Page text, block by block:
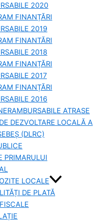
2020
FINANȚĂRI
2019
FINANTĂRI
2018
FINANȚĂRI
2017
FINANȚĂRI
2016
ATRASE
DEZVOLTARE LOCALĂ A
(DLRC)
PRIMARULUI
LOCALE
DE PLATĂ